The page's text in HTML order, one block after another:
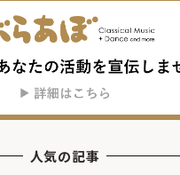
人気の記事